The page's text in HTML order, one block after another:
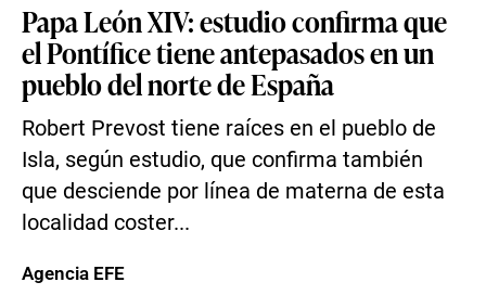
Papa León XIV: estudio confirma que
el Pontífice tiene antepasados en un
pueblo del norte de España
Robert Prevost tiene raíces en el pueblo de
Isla, según estudio, que confirma también
que desciende por línea de materna de esta
localidad coster...
Agencia EFE